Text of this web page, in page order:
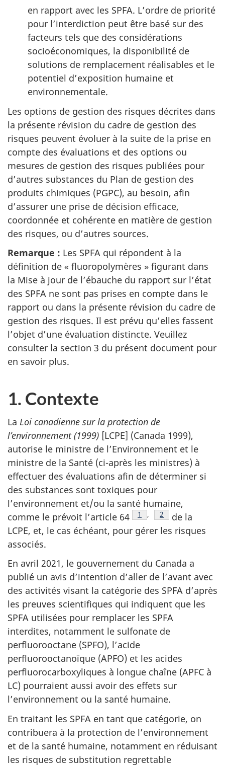
en rapport avec les SPFA. L’ordre de priorité
pour l’interdiction peut être basé sur des
facteurs tels que des considérations
socioéconomiques, la disponibilité de
solutions de remplacement réalisables et le
potentiel d’exposition humaine et
environnementale.
Les options de gestion des risques décrites dans
la présente révision du cadre de gestion des
risques peuvent évoluer à la suite de la prise en
compte des évaluations et des options ou
mesures de gestion des risques publiées pour
d’autres substances du Plan de gestion des
produits chimiques (PGPC), au besoin, afin
d’assurer une prise de décision efficace,
coordonnée et cohérente en matière de gestion
des risques, ou d’autres sources.
Remarque : Les SPFA qui répondent à la
définition de « fluoropolymères » figurant dans
la Mise à jour de l’ébauche du rapport sur l’état
des SPFA ne sont pas prises en compte dans le
rapport ou dans la présente révision du cadre de
gestion des risques. Il est prévu qu’elles fassent
l’objet d’une évaluation distincte. Veuillez
consulter la section 3 du présent document pour
en savoir plus.
1. Contexte
La Loi canadienne sur la protection de
l’environnement (1999) [LCPE] (Canada 1999),
autorise le ministre de l’Environnement et le
ministre de la Santé (ci-après les ministres) à
effectuer des évaluations afin de déterminer si
des substances sont toxiques pour
l’environnement et/ou la santé humaine,
comme le prévoit l’article 64
Note de bas de page
1 , Note de bas de
2
de la
LCPE, et, le cas échéant, pour gérer les risques
associés.
En avril 2021, le gouvernement du Canada a
publié un avis d’intention d’aller de l’avant avec
des activités visant la catégorie des SPFA d’après
les preuves scientifiques qui indiquent que les
SPFA utilisées pour remplacer les SPFA
interdites, notamment le sulfonate de
perfluorooctane (SPFO), l’acide
perfluorooctanoïque (APFO) et les acides
perfluorocarboxyliques à longue chaîne (APFC à
LC) pourraient aussi avoir des effets sur
l’environnement ou la santé humaine.
En traitant les SPFA en tant que catégorie, on
contribuera à la protection de l’environnement
et de la santé humaine, notamment en réduisant
les risques de substitution regrettable